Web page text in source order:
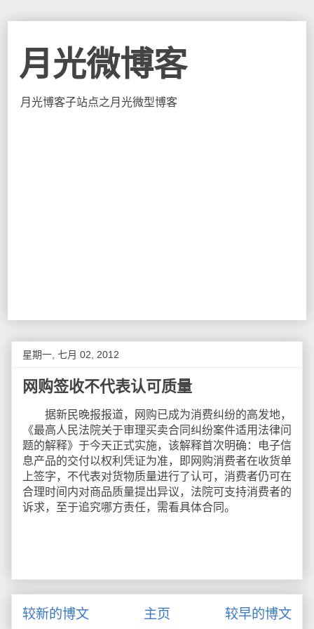
月光微博客
月光博客子站点之月光微型博客
星期一, 七月 02, 2012
网购签收不代表认可质量
据新民晚报报道，网购已成为消费纠纷的高发地，
《最高人民法院关于审理买卖合同纠纷案件适用法律问
题的解释》于今天正式实施，该解释首次明确：电子信
息产品的交付以权利凭证为准，即网购消费者在收货单
上签字，不代表对货物质量进行了认可，消费者仍可在
合理时间内对商品质量提出异议，法院可支持消费者的
诉求，至于追究哪方责任，需看具体合同。
较新的博文 较早的博文
主页